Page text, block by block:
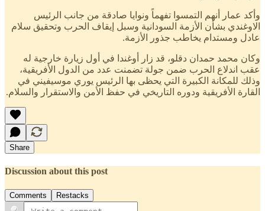
وأكد عمار أنهم التمسوا تفهماً ونوايا صادقة من جانب الرئيس
الاوغندي بشأن الأزمة السودانية وسبل إيقاف الحرب وتحقيق سلام
عادل ومستدام يخاطب جذور الأزمة.
وكان محمد حمدان دقلو، قد زار أوغندا في أول زيارة خارجية له
عقب اندلاع الحرب ضمن جولة تضمنت عدد من الدول الأفريقية،
وذلك للمكانة الكبيرة التي يحظى بها الرئيس يوري موسيفيني في
القارة الأفريقية ودوره التاريخي في حفظ الأمن والاستقرار والسلام.
Share
Discussion about this post
Comments Restacks